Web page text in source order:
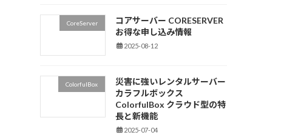
CoreServer
コアサーバー CORESERVER
お得な申し込み情報
2025-08-12
ColorfulBox
災害に強いレンタルサーバー
カラフルボックス
ColorfulBox クラウド型の特
長と新機能
2025-07-04